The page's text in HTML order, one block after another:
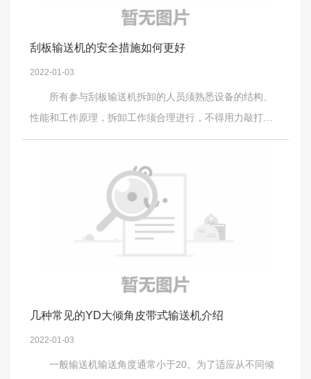
钉进行全部卸掉，取下镀锌螺钉和垫圈，将取下的螺钉旋
油，将涨套螺钉用力距搬手按对角交查均匀的拧紧。6.更换
链板时，链板通过螺栓与履带链连接，每个螺栓的拧紧力
矩为750-900牛米..7.板式给料机应由专业技术人员可以进
能够正常，链板联接螺栓是否松动，经检查无异常后方可
启动运转。8.注意检查链板的工作状况，特别是连接螺栓是
否松动，保持链条松紧适当，如果发现跑出应通过张紧装
中除注意日常管理维修保养外，还要进行定期组织检查设
备维修，并及时更换已磨损零件。河南英大重工是一家生
刮板输送机的安全措施如何更好
2022-01-03
所有参与刮板输送机拆卸的人员须熟悉设备的结构、
性能和工作原理，拆卸工作须合理进行，不得用力敲打和
撬动。刮板输送机拆卸后，外露的轴头等部件须用胶带包
挥行动，参加施工的人员须集中精力，否则不得参加施
工。刮板输送机施工期间，仪器和备件须由专人管理，以
免丢失。主副绞车等绞车提升钢丝绳须有专人检查其完好
情况，每次提升必须检查一次，并做好记录。 主绞车钩
车起吊装车时，吊钩与设备采用钢丝绳或马蹄圈连接，其
楚，禁止驾驶。绞车司机接管后，须仔细检查绞车完好，
几种常见的YD大倾角皮带式输送机介绍
2022-01-03
一般输送机输送角度通常小于20。为了适应从不同倾